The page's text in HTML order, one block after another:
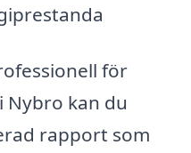
för
Nybro kan du
rapport som